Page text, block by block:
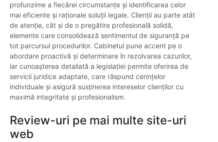
profunzime a fiecărei circumstanțe și identificarea celor
mai eficiente și raționale soluții legale. Clienții au parte atât
de atenție, cât și de o pregătire profesională solidă,
elemente care consolidează sentimentul de siguranță pe
tot parcursul procedurilor. Cabinetul pune accent pe o
abordare proactivă și determinare în rezolvarea cazurilor,
iar cunoașterea detaliată a legislației permite oferirea de
servicii juridice adaptate, care răspund cerințelor
individuale și asigură susținerea intereselor clienților cu
maximă integritate și profesionalism.
Review-uri pe mai multe site-uri
web